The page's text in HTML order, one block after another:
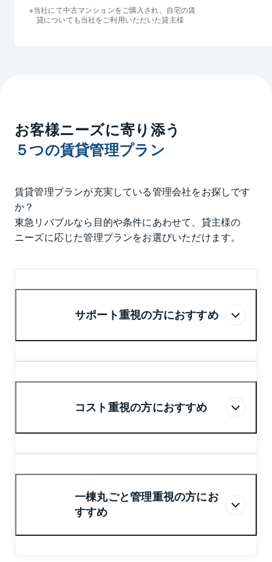
当社にて中古マンションをご購入され、自宅の賃
貸についても当社をご利用いただいた貸主様
お客様ニーズに寄り添う
５つの賃貸管理プラン
賃貸管理プランが充実している管理会社をお探しです
か？
東急リバブルなら目的や条件にあわせて、貸主様の
ニーズに応じた管理プランをお選びいただけます。
サポート重視の方におすすめ
転勤などを理由に、期間限定で貸したい
トラブル発生時に当事者になるリスクを避け
コスト重視の方におすすめ
月額管理費０円！※コスト最重視型
スマートプラン
一棟丸ごと管理重視の方にお
すすめ